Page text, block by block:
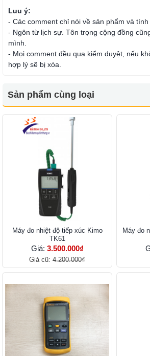
Luu ý:
- Các comment chỉ nói về sản phẩm và
- Ngôn từ lịch sự. Tôn trọng cộng đồng
mình.
- Mọi comment đều qua kiểm duyệt, nếu
hợp lý sẽ bị xóa.
Sản phẩm cùng loại
Máy đo nhiệt độ tiếp xúc Kimo
TK61
Giá: 3.500.000₫
Giá cũ: 4.200.000₫
Máy đo